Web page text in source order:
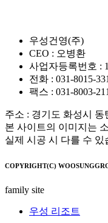
우성건영(주)
CEO : 오병환
사업자등록번호 :
전화 : 031-8015-
팩스 : 031-8003-
주소 : 경기도 화성시 동
본 사이트의 이미지는
실제 시공 시 다를 수 있
COPYRIGHT(C)
family site
우성 리조트